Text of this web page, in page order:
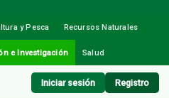
y Pesca Recursos Naturales
e Investigación Salud
Iniciar sesión Registro